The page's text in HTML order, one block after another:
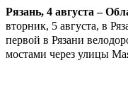
Рязань, 4 августа –
вторник, 5 августа, в
первой в Рязани
мостами через улицы